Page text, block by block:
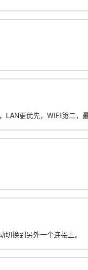
更优先，WIFI第二，
换到另外一个连接上。